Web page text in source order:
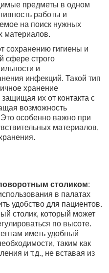
предметы в одном
работы и
на поиск нужных
материалов.
сохранению гигиены и
сфере строго
и
инфекций. Такой тип
хранение
их от контакта с
возможность
особенно важно при
материалов,
столиком:
в палатах
удобство для пациентов.
столик, который может
по высоте.
иметь удобный
таким как
и т.д., не вставая из